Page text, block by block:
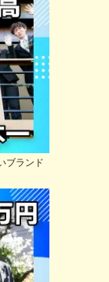
ブランド